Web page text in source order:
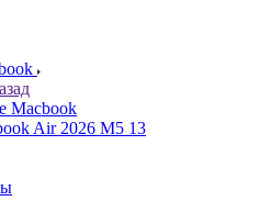
Macbook
Air 2026 M5 13